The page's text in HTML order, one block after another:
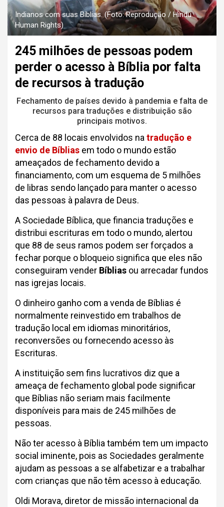
Indianos com suas Bíblias. (Foto: Reprodução / Hindu
Human Rights)
245 milhões de pessoas podem
perder o acesso à Bíblia por falta
de recursos à tradução
Fechamento de países devido à pandemia e falta de
recursos para traduções e distribuição são
principais motivos.
Cerca de 88 locais envolvidos na tradução e
envio de Bíblias em todo o mundo estão
ameaçados de fechamento devido a
financiamento, com um esquema de 5 milhões
de libras sendo lançado para manter o acesso
das pessoas à palavra de Deus.
A Sociedade Bíblica, que financia traduções e
distribui escrituras em todo o mundo, alertou
que 88 de seus ramos podem ser forçados a
fechar porque o bloqueio significa que eles não
conseguiram vender Bíblias ou arrecadar fundos
nas igrejas locais.
O dinheiro ganho com a venda de Bíblias é
normalmente reinvestido em trabalhos de
tradução local em idiomas minoritários,
reconversões ou fornecendo acesso às
Escrituras.
A instituição sem fins lucrativos diz que a
ameaça de fechamento global pode significar
que Bíblias não seriam mais facilmente
disponíveis para mais de 245 milhões de
pessoas.
Não ter acesso à Bíblia também tem um impacto
social iminente, pois as Sociedades geralmente
ajudam as pessoas a se alfabetizar e a trabalhar
com crianças que não têm acesso à educação.
Oldi Morava, diretor de missão internacional da